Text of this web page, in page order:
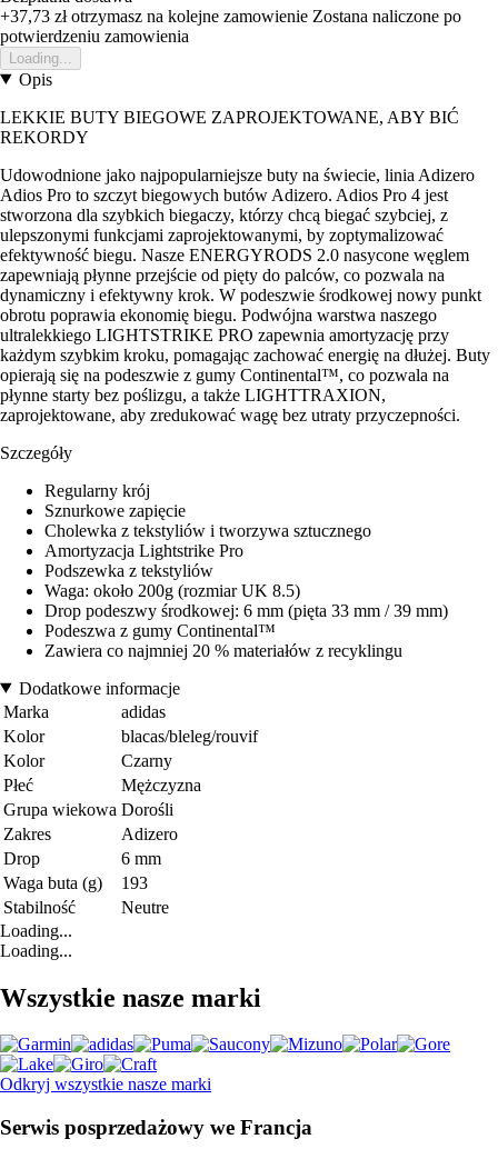
+37,73 złotrzymasz na kolejne zamowienie Zostana naliczone po
potwierdzeniu zamowienia
Loading...
Opis
LEKKIE BUTY BIEGOWE ZAPROJEKTOWANE, ABY BIĆ
REKORDY
Udowodnione jako najpopularniejsze buty na świecie, linia Adizero
Adios Pro to szczyt biegowych butów Adizero. Adios Pro 4 jest
stworzona dla szybkich biegaczy, którzy chcą biegać szybciej, z
ulepszonymi funkcjami zaprojektowanymi, by zoptymalizować
efektywność biegu. Nasze ENERGYRODS 2.0 nasycone węglem
zapewniają płynne przejście od pięty do palców, co pozwala na
dynamiczny i efektywny krok. W podeszwie środkowej nowy punkt
obrotu poprawia ekonomię biegu. Podwójna warstwa naszego
ultralekkiego LIGHTSTRIKE PRO zapewnia amortyzację przy
każdym szybkim kroku, pomagając zachować energię na dłużej. Buty
opierają się na podeszwie z gumy Continental™, co pozwala na
płynne starty bez poślizgu, a także LIGHTTRAXION,
zaprojektowane, aby zredukować wagę bez utraty przyczepności.
Szczegóły
Regularny krój
Sznurkowe zapięcie
Cholewka z tekstyliów i tworzywa sztucznego
Amortyzacja Lightstrike Pro
Podszewka z tekstyliów
Waga: około 200g (rozmiar UK 8.5)
Drop podeszwy środkowej: 6 mm (pięta 33 mm / 39 mm)
Podeszwa z gumy Continental™
Zawiera co najmniej 20 % materiałów z recyklingu
Dodatkowe informacje
Marka
adidas
Kolor
blacas/bleleg/rouvif
Kolor
Czarny
Płeć
Mężczyzna
Grupa wiekowa Dorośli
Zakres
Adizero
Drop
6 mm
Waga buta (g)
193
Stabilność
Neutre
Loading...
Loading...
Wszystkie nasze marki
Odkryj wszystkie nasze marki
Serwis posprzedażowy we Francja